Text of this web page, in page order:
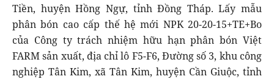
Tiền, huyện Hồng Ngự, tỉnh Đồng Tháp. Lấy mẫu
phân bón cao cấp thế hệ mới NPK 20-20-15+TE+Bo
của Công ty trách nhiệm hữu hạn phân bón Việt
FARM sản xuất, địa chỉ lô F5-F6, Đường số 3, khu công
nghiệp Tân Kim, xã Tân Kim, huyện Cần Giuộc, tỉnh